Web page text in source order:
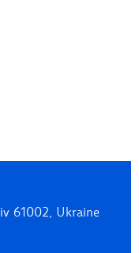
61002, Ukraine